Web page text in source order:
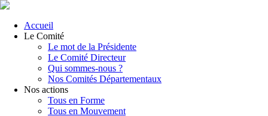
Accueil
Le Comité
Le mot de la Présidente
Le Comité Directeur
Qui sommes-nous ?
Nos Comités Départementaux
Nos actions
Tous en Forme
Tous en Mouvement